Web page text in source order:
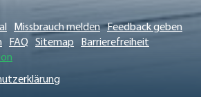
Missbrauch melden
Feedback geben
FAQ Sitemap
Barrierefreiheit